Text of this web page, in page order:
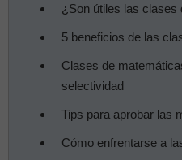
¿Son útiles las clases
5 beneficios de las
Clases de
selectividad
Tips para aprobar las
Cómo enfrentarse a